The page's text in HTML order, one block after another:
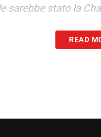
sarebbe stato la
«Noi
la volontà
READ